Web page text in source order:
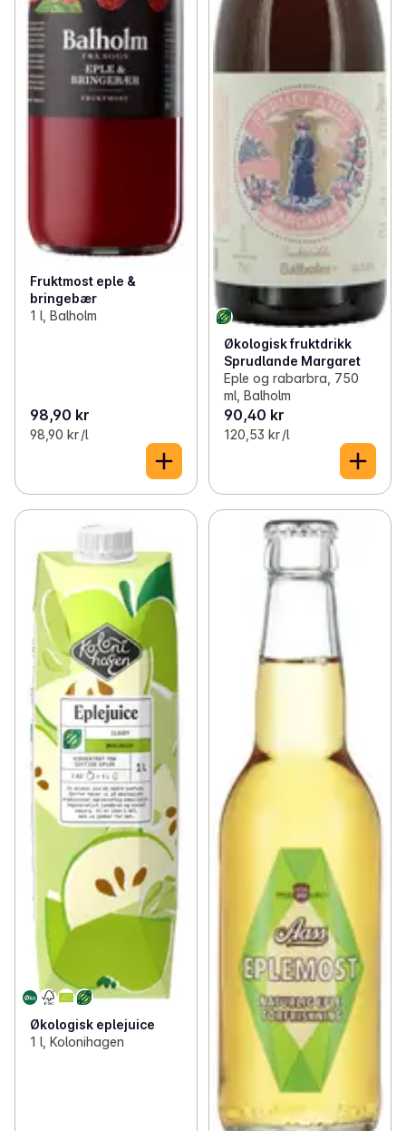
Fruktmost eple &
bringebær
1 l, Balholm
98,90 kr
98,90 kr /l
Økologisk fruktdrikk
Sprudlande Margaret
Eple og rabarbra, 750
ml, Balholm
90,40 kr
120,53 kr /l
Økologisk eplejuice
1 l, Kolonihagen